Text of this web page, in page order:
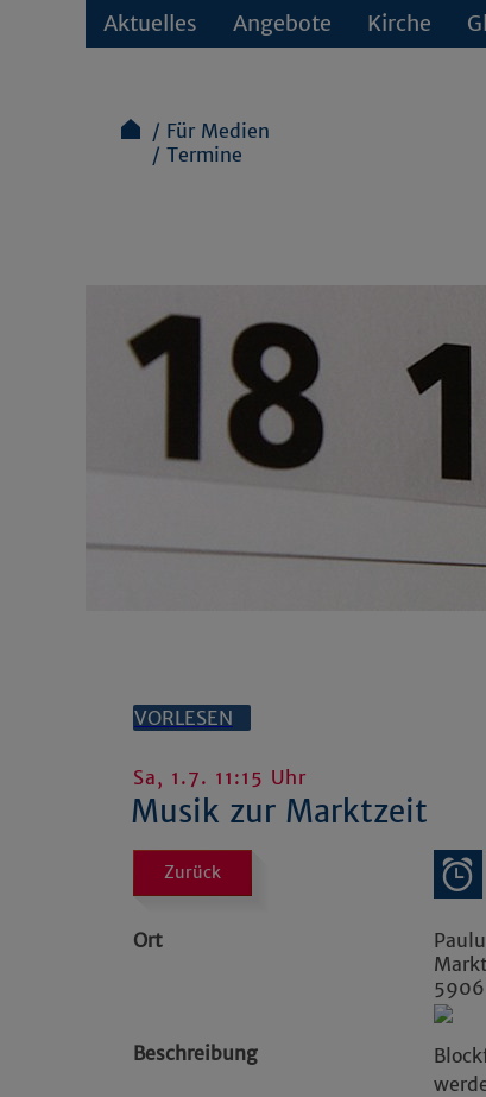
Aktuelles Angebote Kirche
Für Medien
Termine
VORLESEN
Sa, 1.7. 11:15 Uhr
Musik zur Marktzeit
Zurück
Ort
Beschreibung